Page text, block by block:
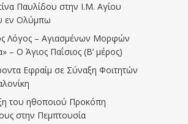
Παυλίδου στην Ι.Μ. Αγίου
εν Ολύμπω
Λόγος – Αγιασμένων Μορφών
– Ο Άγιος Παΐσιος (Β’ μέρος)
Εφραίμ σε Σύναξη Φοιτητών
του ηθοποιού Προκόπη
στην Πεμπτουσία